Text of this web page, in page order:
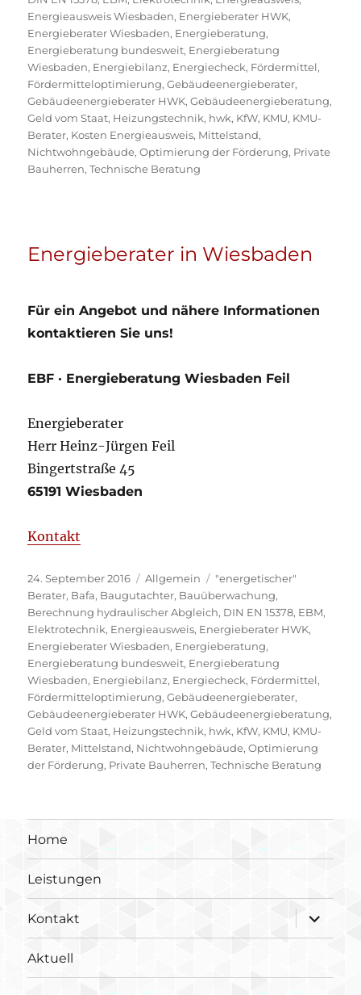
Energieausweis Wiesbaden, Energieberater HWK,
Energieberater Wiesbaden, Energieberatung,
Energieberatung bundesweit, Energieberatung
Wiesbaden, Energiebilanz, Energiecheck, Fördermittel,
Fördermitteloptimierung,Gebäudeenergieberater,
Gebäudeenergieberater HWK,Gebäudeenergieberatung,
Geld vom Staat, Heizungstechnik, hwk, KfW, KMU, KMU-
Berater, Kosten Energieausweis, Mittelstand,
Nichtwohngebäude,Optimierung der Förderung, Private
Bauherren,Technische Beratung
Energieberater in Wiesbaden
Für ein Angebot und nähere Informationen
kontaktieren Sie uns!
EBF · Energieberatung Wiesbaden Feil
Energieberater
Herr Heinz-Jürgen Feil
Bingertstraße 45
65191 Wiesbaden
Kontakt
Veröffentlicht
am
24. September 2016 Kategorien
Allgemein Schlagwörter
"energetischer"
Berater, Bafa, Baugutachter, Bauüberwachung,
Berechnung hydraulischer Abgleich, DIN EN 15378, EBM,
Elektrotechnik, Energieausweis, Energieberater HWK,
Energieberater Wiesbaden, Energieberatung,
Energieberatung bundesweit, Energieberatung
Wiesbaden, Energiebilanz, Energiecheck, Fördermittel,
Fördermitteloptimierung,Gebäudeenergieberater,
Gebäudeenergieberater HWK,Gebäudeenergieberatung,
Geld vom Staat, Heizungstechnik, hwk, KfW, KMU, KMU-
Berater, Mittelstand, Nichtwohngebäude,Optimierung
der Förderung, Private Bauherren,Technische Beratung
Home
Leistungen
Kontakt
öffnen
Aktuell